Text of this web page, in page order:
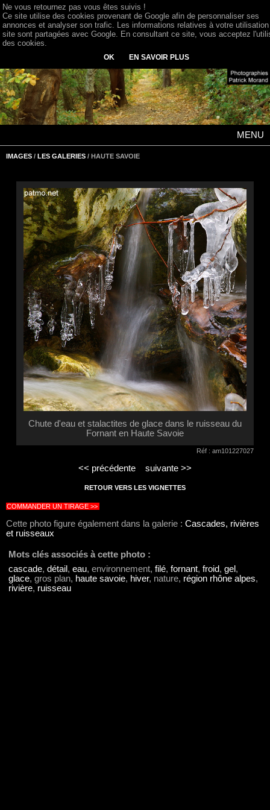
MENU
IMAGES / LES GALERIES / HAUTE SAVOIE
Chute d'eau et stalactites de glace dans le ruisseau du
Fornant en Haute Savoie
Réf : am101227027
<< précédente suivante >>
RETOUR VERS LES VIGNETTES
COMMANDER UN TIRAGE >>
Cette photo figure également dans la galerie : Cascades, rivières
et ruisseaux
Mots clés associés à cette photo :
cascade, détail , eau, environnement, filé, fornant, froid, gel ,
glace, gros plan, haute savoie, hiver, nature, région rhône alpes,
rivière, ruisseau
Ne vous retournez pas vous êtes suivis !
Ce site utilise des cookies provenant de Google afin de personnaliser ses
annonces et analyser son trafic. Les informations relatives à votre
site sont partagées avec Google. En consultant ce site, vous acceptez
des cookies.
OK EN SAVOIR PLUS